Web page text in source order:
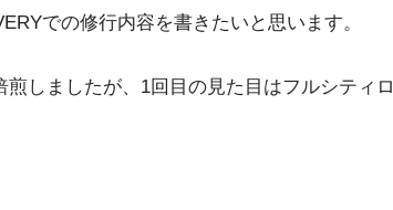
での修行内容を書きたいと思います。
しましたが、1回目の見た目はフルシティロ